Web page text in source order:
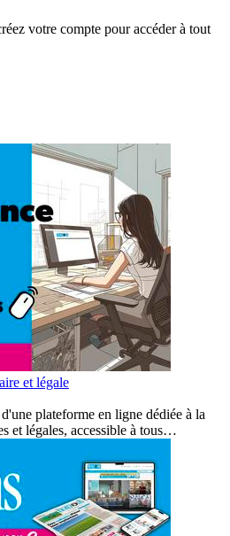
votre compte pour accéder à tout
et légale
plateforme en ligne dédiée à la
et légales, accessible à tous…